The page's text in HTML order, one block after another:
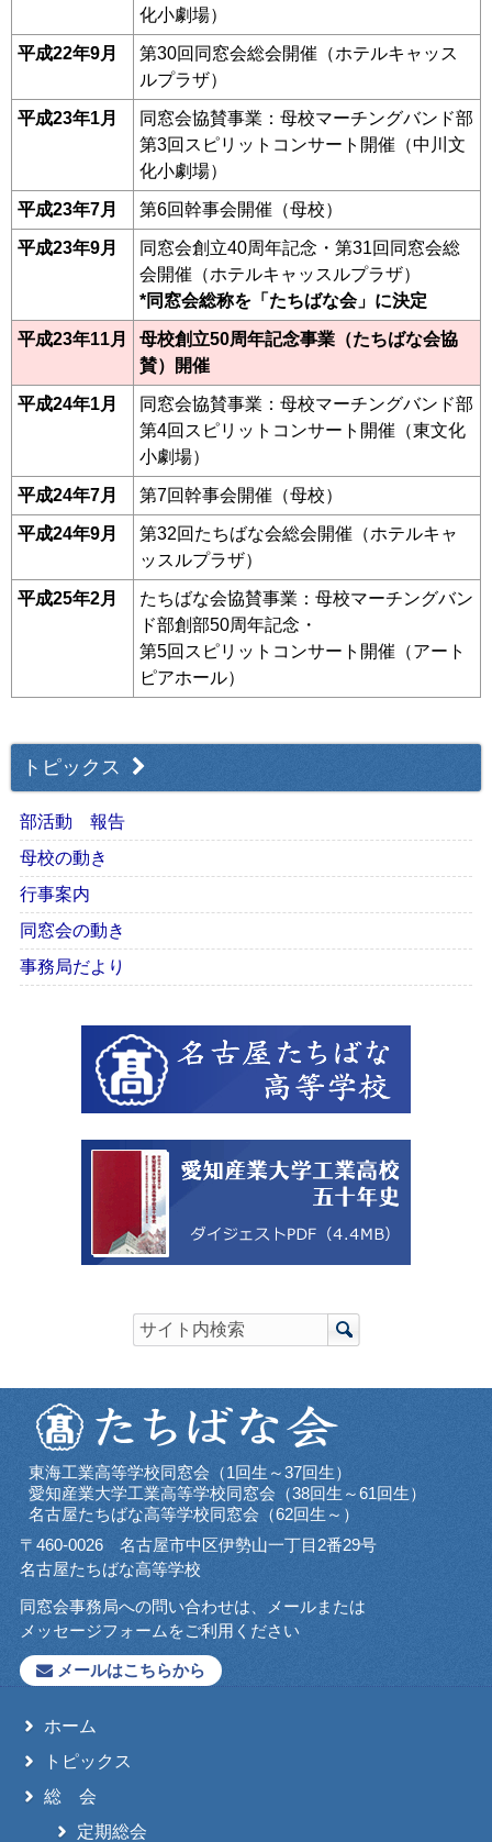
化小劇場）
平成22年9月
第30回同窓会総会開催（ホテルキャッス
ルプラザ）
平成23年1月
同窓会協賛事業：母校マーチングバンド部
第3回スピリットコンサート開催（中川文
化小劇場）
平成23年7月 第6回幹事会開催（母校）
平成23年9月
同窓会創立40周年記念・第31回同窓会総
会開催（ホテルキャッスルプラザ）
*同窓会総称を「たちばな会」に決定
平成23年11月
母校創立50周年記念事業（たちばな会協
賛）開催
平成24年1月
同窓会協賛事業：母校マーチングバンド部
第4回スピリットコンサート開催（東文化
小劇場）
平成24年7月 第7回幹事会開催（母校）
平成24年9月
第32回たちばな会総会開催（ホテルキャ
ッスルプラザ）
平成25年2月
たちばな会協賛事業：母校マーチングバン
ド部創部50周年記念・
第5回スピリットコンサート開催（アート
ピアホール）
トピックス
部活動 報告
母校の動き
行事案内
同窓会の動き
事務局だより
東海工業高等学校同窓会（1回生～37回生）
愛知産業大学工業高等学校同窓会（38回生～61回生）
名古屋たちばな高等学校同窓会（62回生～）
〒460-0026 名古屋市中区伊勢山一丁目2番29号
名古屋たちばな高等学校
同窓会事務局への問い合わせは、メールまたは
メッセージフォームをご利用ください
メールはこちらから
ホーム
トピックス
総 会
定期総会